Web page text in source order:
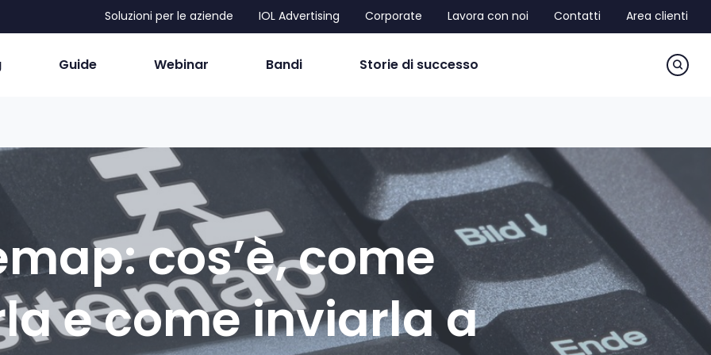
Soluzioni per le aziende IOL Advertising Corporate Lavora con noi Contatti Area clienti
Guide Webinar Bandi Storie di successo
cos’è, come
e come inviarla a